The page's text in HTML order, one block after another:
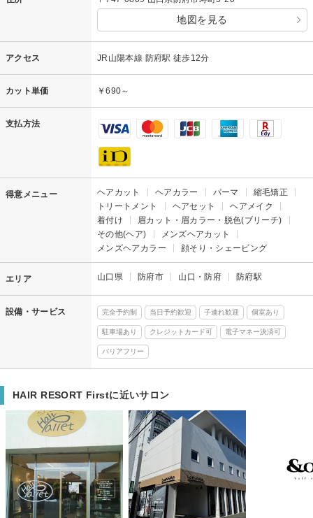
地図を見る
アクセス JR山陽本線 防府駅 徒歩12分
カット単価 ￥690～
支払方法
得意メニュー ヘアカット ヘアカラー パーマ
縮毛矯正
トリートメント
ヘアセット
ヘアメイク
着付け
眉カット・眉カラー・脱色(ブリーチ)
その他(ヘア)
メンズヘアカット
メンズヘアカラー
顔そり・シェービング
エリア 山口県 防府市 山口・防府 防府駅
設備・サービス 完全予約制 当日予約歓迎 子連れ歓迎 個室あり
駐車場あり クレジットカード可 電子マネー決済可
バリアフリー
HAIR RESORT Firstに近いサロン